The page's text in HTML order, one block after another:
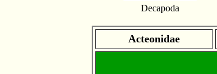
Decapoda
Acteonidae